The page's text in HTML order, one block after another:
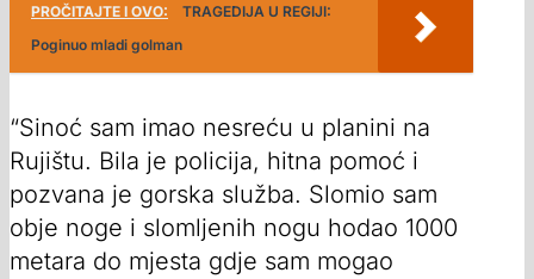
PROČITAJTE I OVO:
TRAGEDIJA U REGIJI:
Poginuo mladi golman
“Sinoć sam imao nesreću u planini na
Rujištu. Bila je policija, hitna pomoć i
pozvana je gorska služba. Slomio sam
obje noge i slomljenih nogu hodao 1000
metara do mjesta gdje sam mogao